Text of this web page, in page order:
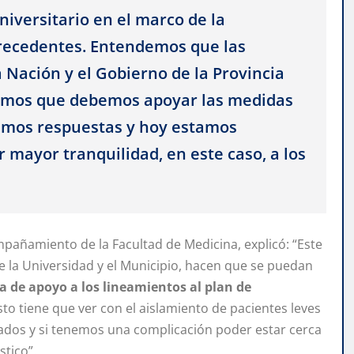
en el marco de la
Entendemos que las
y el Gobierno de la Provincia
que debemos apoyar las medidas
respuestas y hoy estamos
tranquilidad, en este caso, a los
de la Facultad de Medicina, explicó: “Este
Universidad y el Municipio, hacen que se puedan
de apoyo a los lineamientos al plan de
tiene que ver con el aislamiento de pacientes leves
y si tenemos una complicación poder estar cerca